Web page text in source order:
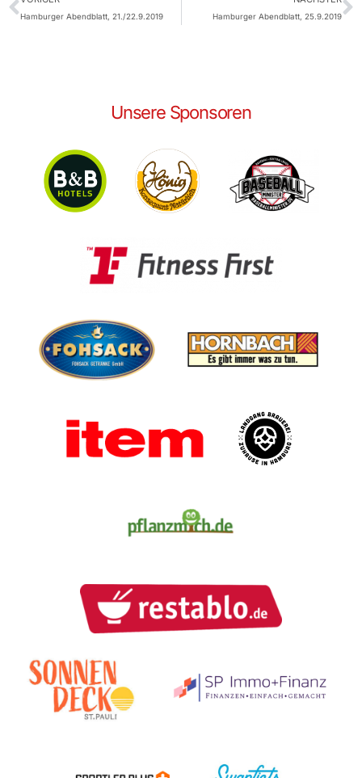
Hamburger Abendblatt, 21./22.9.2019 Hamburger Abendblatt, 25.9.2019
Unsere Sponsoren